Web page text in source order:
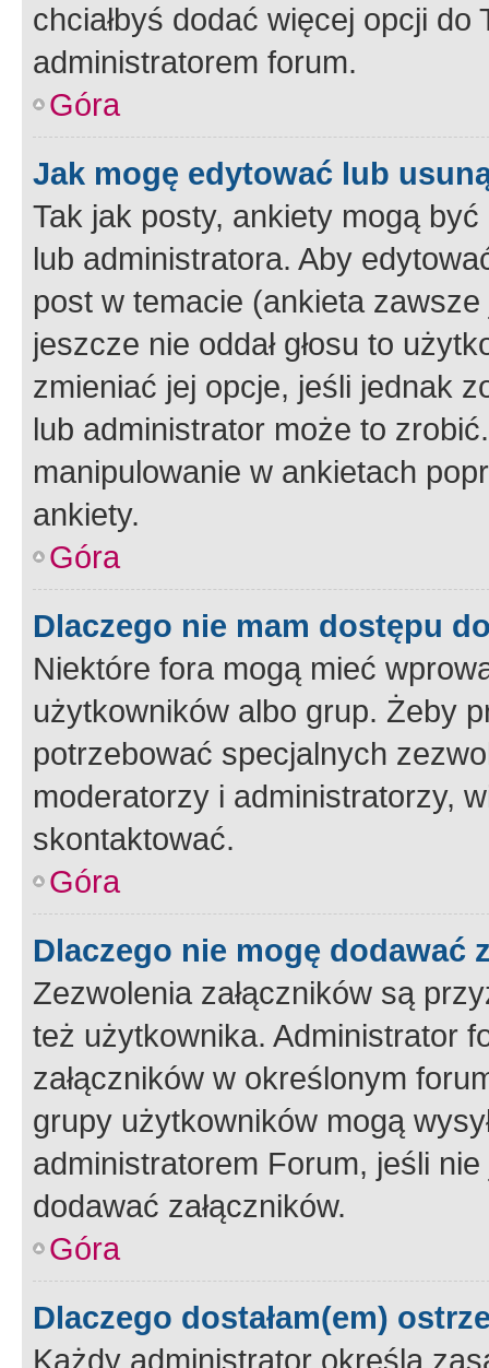
chciałbyś dodać więcej opcji
administratorem forum.
Góra
Jak mogę edytować lub
Tak jak posty, ankiety mogą
lub administratora. Aby
post w temacie (ankieta
jeszcze nie oddał głosu to
zmieniać jej opcje, jeśli jednak
lub administrator może to
manipulowanie w ankietach
ankiety.
Góra
Dlaczego nie mam dostępu
Niektóre fora mogą mieć
użytkowników albo grup. Żeby
potrzebować specjalnych
moderatorzy i administratorzy,
skontaktować.
Góra
Dlaczego nie mogę dodawać
Zezwolenia załączników są
też użytkownika. Administrator
załączników w określonym
grupy użytkowników mogą
administratorem Forum, jeśli
dodawać załączników.
Góra
Dlaczego dostałam(em)
Każdy administrator określa